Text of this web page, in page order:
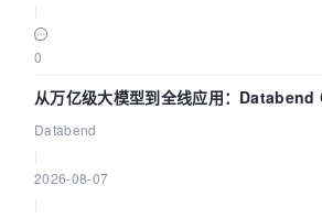
0
从万亿级大模型到全线应用：
建全链路 Trace 数据管道
Databend
2026-08-07